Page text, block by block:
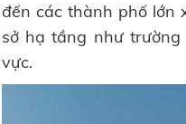
đến các thành phố lớn
sở hạ tầng như
vực.